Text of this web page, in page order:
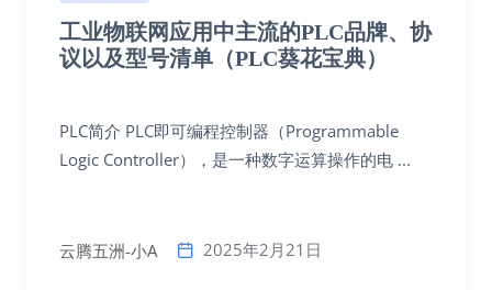
工业物联网应用中主流的PLC品牌、协
议以及型号清单（PLC葵花宝典）
PLC简介 PLC即可编程控制器（Programmable
Logic Controller），是一种数字运算操作的电 ...
云腾五洲-小A 2025年2月21日